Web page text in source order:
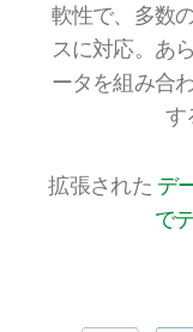
軟性で、多数
スに対応。あ
ータを組み合
す
拡張された デ
で